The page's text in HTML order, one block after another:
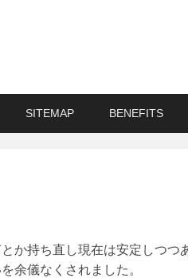
SITEMAP BENEFITS
か持ち直し現在は安定しつつ
余儀なくされました。